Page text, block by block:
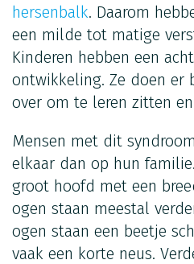
hersenbalk. Daarom
een milde tot matige
Kinderen hebben een
ontwikkeling. Ze doen er
over om te leren zitten
Mensen met dit
elkaar dan op hun
groot hoofd met een
ogen staan meestal
ogen staan een beetje
vaak een korte neus.